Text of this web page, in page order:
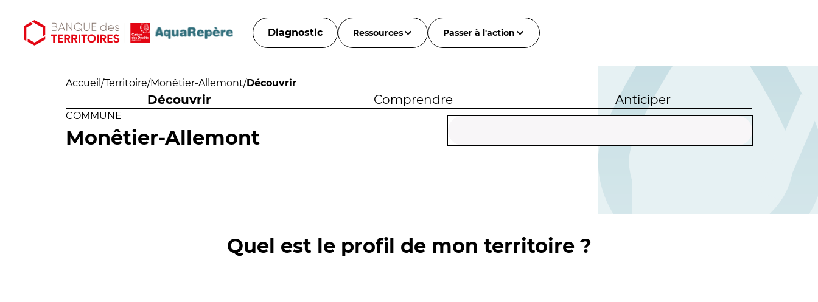
Diagnostic Ressources Passer à l'action
Accueil /Territoire/Monêtier-Allemont/Découvrir
Découvrir Comprendre Anticiper
COMMUNE
Monêtier-Allemont
Quel est le profil de mon territoire ?